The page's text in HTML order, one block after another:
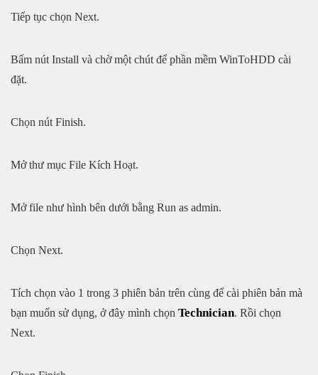
Tiếp tục chọn Next.
Bấm nút Install và chờ một chút để phần mềm WinToHDD cài
đặt.
Chọn nút Finish.
Mở thư mục File Kích Hoạt.
Mở file như hình bên dưới bằng Run as admin.
Chọn Next.
Tích chọn vào 1 trong 3 phiên bản trên cùng để cài phiên bản mà
bạn muốn sử dụng, ở đây mình chọn Technician. Rồi chọn
Next.